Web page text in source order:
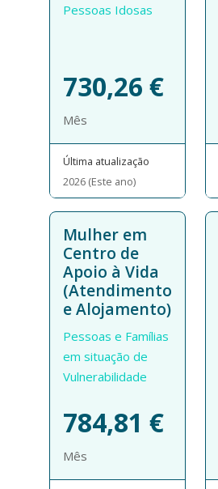
Pessoas Idosas
730,26 €
Mês
Última atualização
2026 (Este ano)
Mulher em
Centro de
Apoio à Vida
(Atendimento
e Alojamento)
Pessoas e Famílias
em situação de
Vulnerabilidade
784,81 €
Mês